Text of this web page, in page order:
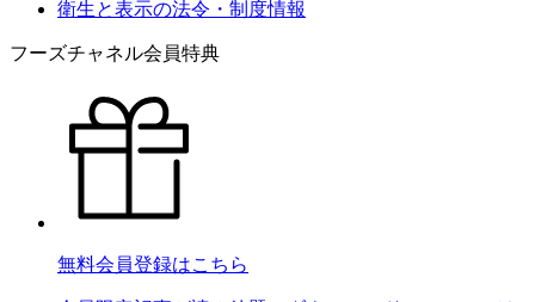
衛生と表示の法令・制度情報
フーズチャネル会員特典
無料会員登録はこちら